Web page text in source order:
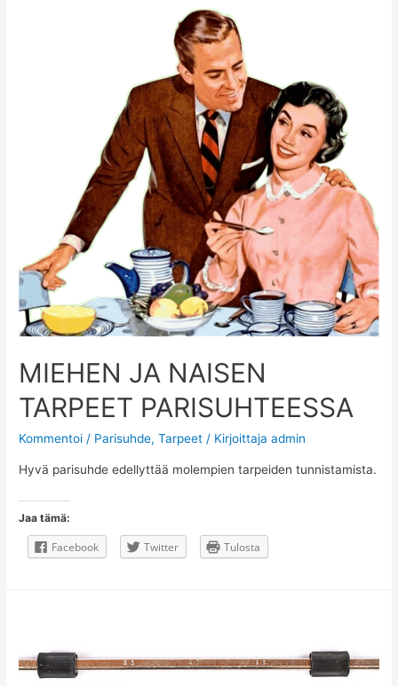
MIEHEN JA NAISEN
TARPEET PARISUHTEESSA
Kommentoi / Parisuhde,Tarpeet / Kirjoittajaadmin
Hyvä parisuhde edellyttää molempien tarpeiden tunnistamista.
Jaa tämä:
Facebook Twitter Tulosta